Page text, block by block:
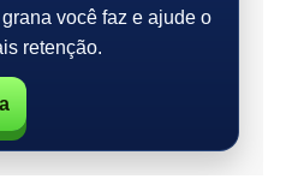
você faz e ajude o
retenção.